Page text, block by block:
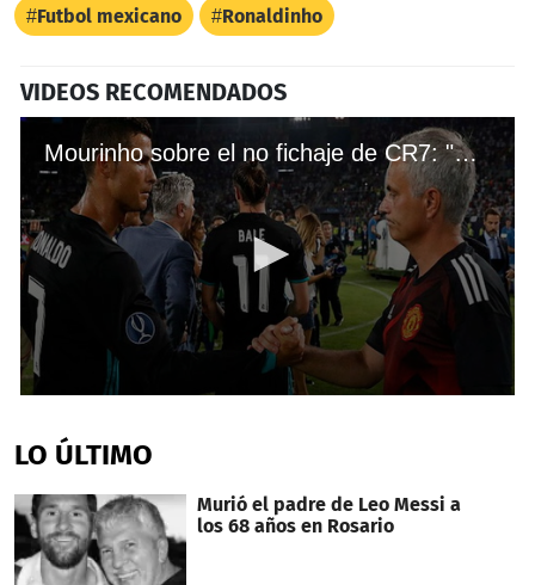
Futbol mexicano Ronaldinho
VIDEOS RECOMENDADOS
Mourinho sobre el no fichaje de CR7: "Cristiano nunca fue una opción de fichaje para nosotros"
of
18
LO ÚLTIMO
Murió el padre de Leo Messi a
los 68 años en Rosario